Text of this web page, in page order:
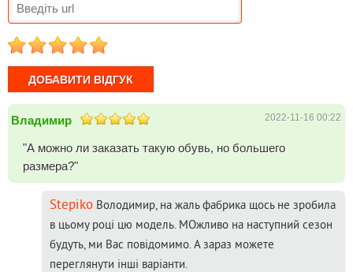
1 2 3 4 5
Владимир 2022-11-16 00:22
"А можно ли заказать такую обувь, но большего
размера?"
Stepiko Володимир, на жаль фабрика щось не зробила
в цьому році цю модель. МОжливо на наступний сезон
будуть, ми Вас повідомимо. А зараз можете
переглянути інші варіанти.